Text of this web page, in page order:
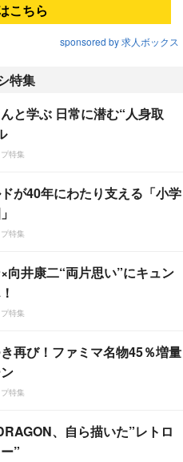
こちら
sponsored by 求人ボックス
特集
と学ぶ 日常に潜む“人身取
特集
が40年にわたり支える「小学
特集
向井康二“両片思い”にキュン
特集
再び！ファミマ名物45％増量
特集
、自ら描いた”レトロ
”